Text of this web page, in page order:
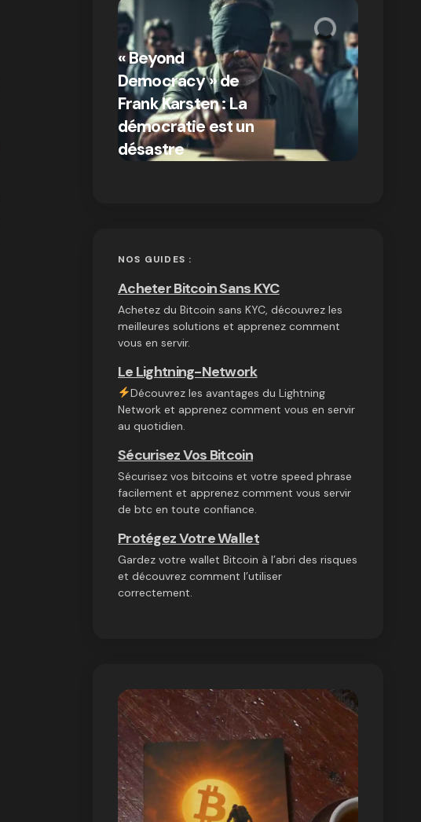
« Beyond
Democracy » de
Frank Karsten : La
démocratie est un
désastre
on 03/10/2024
NOS GUIDES :
Acheter Bitcoin Sans KYC
Achetez du Bitcoin sans KYC, découvrez les
meilleures solutions et apprenez comment
vous en servir.
Le Lightning-Network
Découvrez les avantages du Lightning
Network et apprenez comment vous en servir
au quotidien.
Sécurisez Vos Bitcoin
Sécurisez vos bitcoins et votre speed phrase
facilement et apprenez comment vous servir
de btc en toute confiance.
Protégez Votre Wallet
Gardez votre wallet Bitcoin à l’abri des risques
et découvrez comment l’utiliser
correctement.